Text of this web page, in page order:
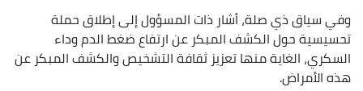
وفي سياق ذي صلة، أشار ذات المسؤول إلى إطلاق حملة
تحسيسية حول الكشف المبكر عن ارتفاع ضغط الدم وداء
السكري، الغاية منها تعزيز ثقافة التشخيص والكشف المبكر عن
هذه الأمراض.